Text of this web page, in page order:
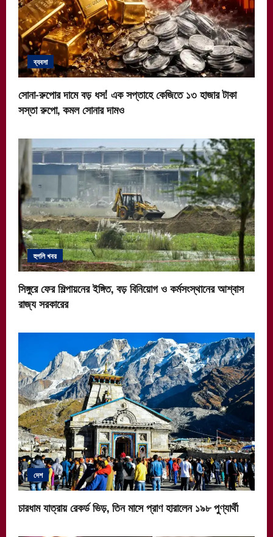
ব্যবসা
সোনা-রুপোর দামে বড় ধস! এক সপ্তাহে কেজিতে ১৩ হাজার টাকা
সস্তা রুপো, কমল সোনার দামও
হুগলি খবর
সিঙ্গুরে ফের শিল্পায়নের ইঙ্গিত, বড় বিনিয়োগ ও কর্মসংস্থানের আশ্বাস
রাজ্য সরকারের
দেশ
চারধাম যাত্রায় রেকর্ড ভিড়, তিন মাসে প্রাণ হারালেন ১৯৮ পুণ্যার্থী